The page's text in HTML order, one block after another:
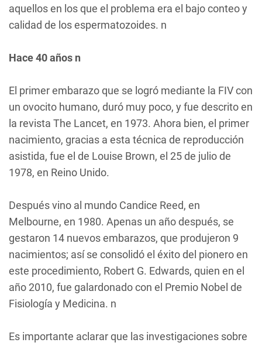
aquellos en los que el problema era el bajo conteo y
calidad de los espermatozoides. n
Hace 40 años n
El primer embarazo que se logró mediante la FIV con
un ovocito humano, duró muy poco, y fue descrito en
la revista The Lancet, en 1973. Ahora bien, el primer
nacimiento, gracias a esta técnica de reproducción
asistida, fue el de Louise Brown, el 25 de julio de
1978, en Reino Unido.
Después vino al mundo Candice Reed, en
Melbourne, en 1980. Apenas un año después, se
gestaron 14 nuevos embarazos, que produjeron 9
nacimientos; así se consolidó el éxito del pionero en
este procedimiento, Robert G. Edwards, quien en el
año 2010, fue galardonado con el Premio Nobel de
Fisiología y Medicina. n
Es importante aclarar que las investigaciones sobre